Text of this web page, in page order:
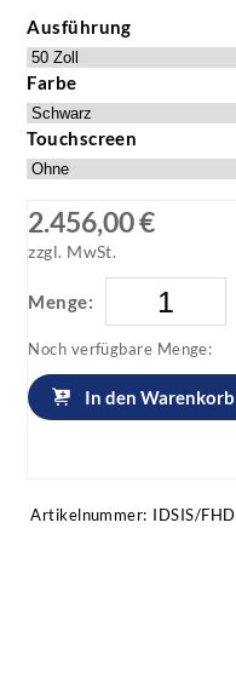
Ausführung
Farbe
Touchscreen
2.456,00 €
zzgl. MwSt.
Menge:
Noch verfügbare Menge:
In den Warenkorb
Artikelnummer: IDSIS/FHD